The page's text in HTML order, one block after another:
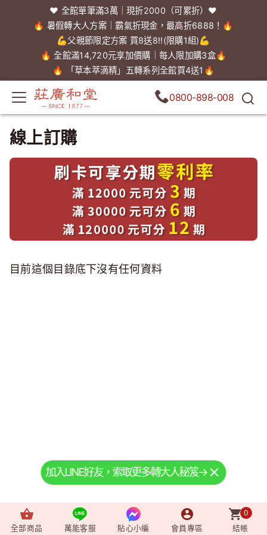
❤️ 全館單筆滿3萬｜現折2000（可累折）❤️
🔥 暑假轉大人方案｜霸氣折現金，最高折6888！🔥
💪父親節限定方案 買8送8!!(限購1組)💪
🔥 全館滿14,720元享加價購｜每人限加購3盒🔥
🔥 「草本萃滴精」五轉系列全館買4送1🔥
0800-898-008
線上訂購
目前這個目錄底下沒有任何資料
加入LINE好友，索取更多轉大人秘笈→
全部商品 萬能客服 貼心小編 會員專區
0
結帳